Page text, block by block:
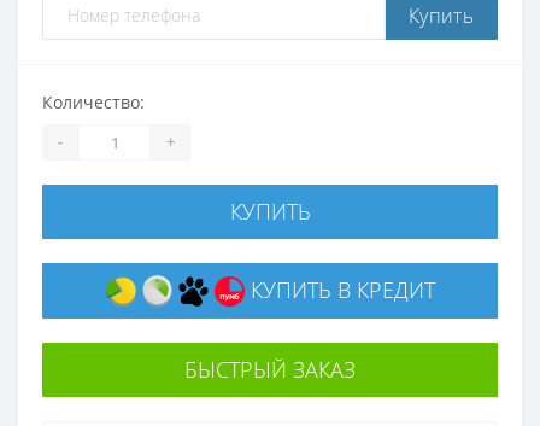
Купить
Количество:
- +
КУПИТЬ
КУПИТЬ В КРЕДИТ
БЫСТРЫЙ ЗАКАЗ